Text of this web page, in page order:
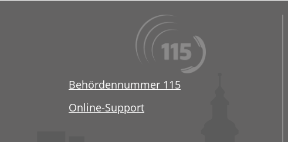
Behördennummer 115
Online-Support